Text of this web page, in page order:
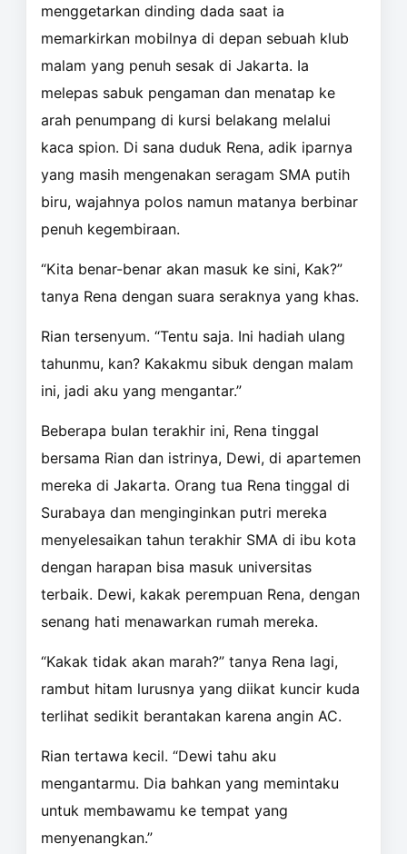
menggetarkan dinding dada saat ia
memarkirkan mobilnya di depan sebuah klub
malam yang penuh sesak di Jakarta. Ia
melepas sabuk pengaman dan menatap ke
arah penumpang di kursi belakang melalui
kaca spion. Di sana duduk Rena, adik iparnya
yang masih mengenakan seragam SMA putih
biru, wajahnya polos namun matanya berbinar
penuh kegembiraan.
“Kita benar-benar akan masuk ke sini, Kak?”
tanya Rena dengan suara seraknya yang khas.
Rian tersenyum. “Tentu saja. Ini hadiah ulang
tahunmu, kan? Kakakmu sibuk dengan malam
ini, jadi aku yang mengantar.”
Beberapa bulan terakhir ini, Rena tinggal
bersama Rian dan istrinya, Dewi, di apartemen
mereka di Jakarta. Orang tua Rena tinggal di
Surabaya dan menginginkan putri mereka
menyelesaikan tahun terakhir SMA di ibu kota
dengan harapan bisa masuk universitas
terbaik. Dewi, kakak perempuan Rena, dengan
senang hati menawarkan rumah mereka.
“Kakak tidak akan marah?” tanya Rena lagi,
rambut hitam lurusnya yang diikat kuncir kuda
terlihat sedikit berantakan karena angin AC.
Rian tertawa kecil. “Dewi tahu aku
mengantarmu. Dia bahkan yang memintaku
untuk membawamu ke tempat yang
menyenangkan.”